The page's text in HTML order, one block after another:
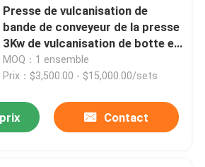
Presse de vulcanisation de
bande de conveyeur de la presse
3Kw de vulcanisation de botte en
caoutchouc
MOQ：1 ensemble
Prix：$3,500.00 - $15,000.00/sets
Contact